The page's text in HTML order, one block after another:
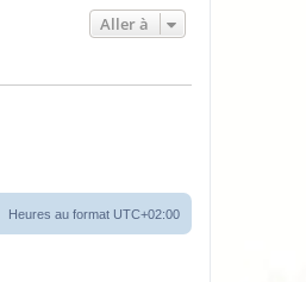
Aller à
Heures au format UTC+02:00